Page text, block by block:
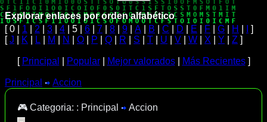
Explorar enlaces por orden alfabético
[ 0 | 1 2 3 4 | 5 | 6 7 8 9 A B C D E F G H
]
[J K L M N O P Q R S T U V W X Y Z ]
[ Principal Popular| Mejor valorados| Más Recientes]
Principal Accion
🎮 Categoria: : Principal Accion